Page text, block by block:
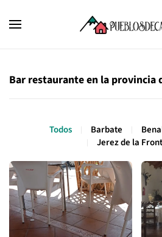
Bar restaurante en la provincia
Todos Barbate
Jerez de la